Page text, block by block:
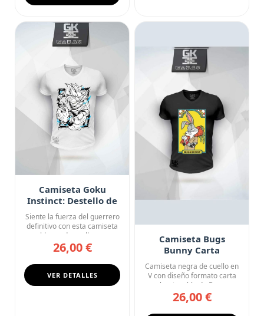
Camiseta Goku
Instinct: Destello de
Poder
Siente la fuerza del guerrero
definitivo con esta camiseta
blanca de cuello e...
26,00 €
VER DETALLES
Camiseta Bugs
Bunny Carta
Coleccionable
Looney Tunes
Camiseta negra de cuello en
V con diseño formato carta
coleccionable de Bugs ...
26,00 €